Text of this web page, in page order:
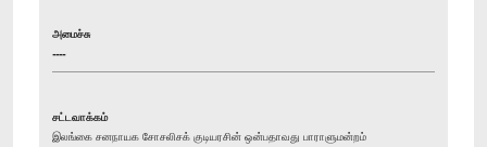
அமைச்சு
----
சட்டவாக்கம்
இலங்கை சனநாயக சோசலிசக் குடியரசின் ஒன்பதாவது பாராளுமன்றம்